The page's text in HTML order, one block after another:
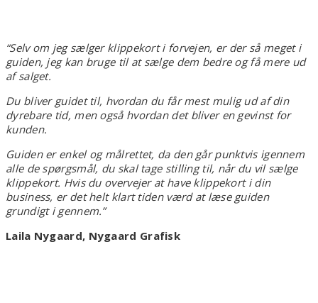
“Selv om jeg sælger klippekort i forvejen, er der så meget i
guiden, jeg kan bruge til at sælge dem bedre og få mere ud
af salget.
Du bliver guidet til, hvordan du får mest mulig ud af din
dyrebare tid, men også hvordan det bliver en gevinst for
kunden.
Guiden er enkel og målrettet, da den går punktvis igennem
alle de spørgsmål, du skal tage stilling til, når du vil sælge
klippekort. Hvis du overvejer at have klippekort i din
business, er det helt klart tiden værd at læse guiden
grundigt i gennem.”
Laila Nygaard, Nygaard Grafisk